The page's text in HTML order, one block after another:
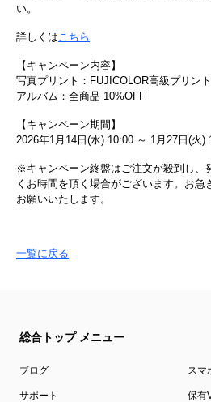
い。
詳しくはこちら
【キャンペーン内容】
写真プリント：FUJICOLOR高級プリン
アルバム：全商品 10%OFF
【キャンペーン期間】
2026年1月14日(水) 10:00 ～ 1月27日(火)
※キャンペーン終盤はご注文が殺到し、
くお時間を頂く場合がございます。お急
お願いいたします。
一覧に戻る
総合トップ メニュー
ブログ スマ
サポート 保有